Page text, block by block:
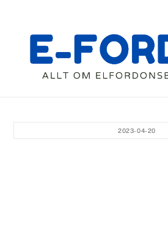
content
2023-04-20